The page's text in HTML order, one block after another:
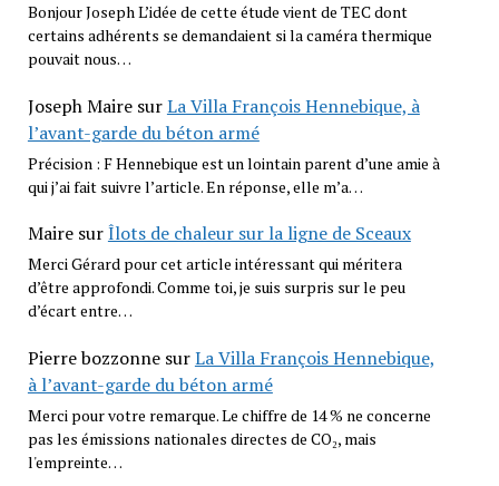
Bonjour Joseph L’idée de cette étude vient de TEC dont
certains adhérents se demandaient si la caméra thermique
pouvait nous…
Joseph MairesurLa Villa François Hennebique, à
l’avant-garde du béton armé
Précision : F Hennebique est un lointain parent d’une amie à
qui j’ai fait suivre l’article. En réponse, elle m’a…
MairesurÎlots de chaleur sur la ligne de Sceaux
Merci Gérard pour cet article intéressant qui méritera
d’être approfondi. Comme toi, je suis surpris sur le peu
d’écart entre…
Pierre bozzonnesurLa Villa François Hennebique,
à l’avant-garde du béton armé
Merci pour votre remarque. Le chiffre de 14 % ne concerne
pas les émissions nationales directes de CO₂, mais
l'empreinte…